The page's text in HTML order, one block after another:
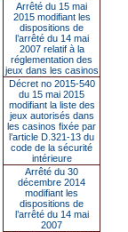
Arrêté du 15 mai
2015 modifiant les
dispositions de
l’arrêté du 14 mai
2007 relatif à la
réglementation des
jeux dans les casinos
Décret no 2015-540
du 15 mai 2015
modifiant la liste des
jeux autorisés dans
les casinos fixée par
l’article D.321-13 du
code de la sécurité
intérieure
Arrêté du 30
décembre 2014
modifiant les
dispositions de
l’arrêté du 14 mai
2007